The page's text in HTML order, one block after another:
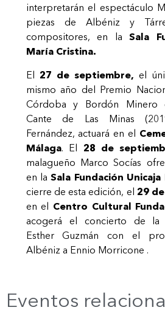
interpretarán el espectáculo
piezas de Albéniz y
compositores, en laSala
María Cristina.
El 27 de septiembre, el
mismo año del Premio
Córdoba y Bordón Minero
Cante de Las Minas
Fernández, actuará en el
Málaga. El 28 de
malagueño Marco Socías
en laSala Fundación
cierre de esta edición, el 29
en el Centro Cultural
acogerá el concierto de la
Esther Guzmán con el
Albéniz a Ennio Morricone .
Eventos